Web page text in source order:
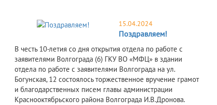
15.04.2024
Поздравляем!
В честь 10-летия со дня открытия отдела по работе с
заявителями Волгограда (6) ГКУ ВО «МФЦ» в здании
отдела по работе с заявителями Волгограда на ул.
Богунская, 12 состоялось торжественное вручение грамот
и благодарственных писем главы администрации
Краснооктябрьского района Волгограда И.В.Дронова.